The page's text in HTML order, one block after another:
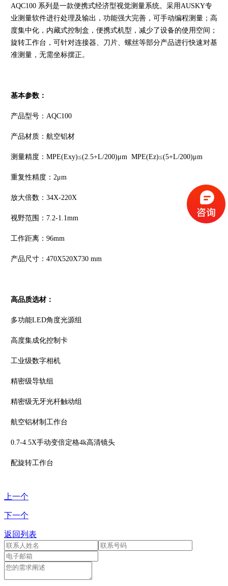
AQC100 系列是一款便携式经济型视觉测量系统。采用AUSKY专
业测量软件进行处理及输出，功能强大完善，可手动编程测量；高
度集中化，内藏式控制盒，便携式机型，减少了设备的使用空间；
旋转工作台，可针对连接器、刀片、螺丝等部分产品进行快速对基
准测量，无需坐标摆正。
基本参数：
产品型号：AQC100
产品材质：航空铝材
测量精度：MPE(Exy)≤(2.5+L/200)μm MPE(Ez)≤(5+L/200)μm
重复性精度：2μm
放大倍数：34X-220X
视野范围：7.2-1.1mm
工作距离：96mm
产品尺寸：470X520X730 mm
高品质选材：
多功能LED角度光源组
高度集成化控制卡
工业级数字相机
精密级导轨组
精密级无牙光杆触动组
航空铝材制工作台
0.7-4.5X手动变倍定格4k高清镜头
配旋转工作台
上一个
下一个
返回列表